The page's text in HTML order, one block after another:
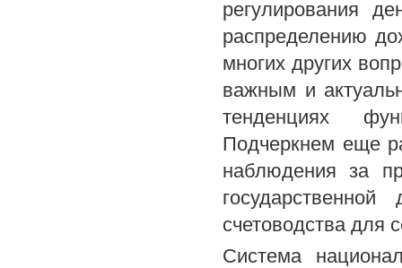
регулирования
распределению
многих других
важным и
тенденциях
Подчеркнем еще
наблюдения за
счетоводства для
Система